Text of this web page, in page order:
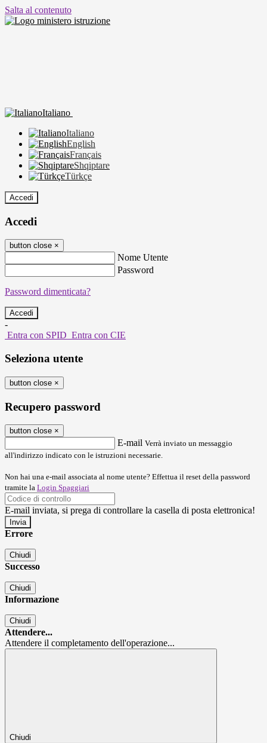
Salta al contenuto
Italiano
Italiano
English
Français
Shqiptare
Türkçe
Accedi
Accedi
button close ×
Nome Utente
Password
Password dimenticata?
-
Entra con SPID Entra con CIE
Seleziona utente
button close ×
Recupero password
button close ×
E-mail Verrà inviato un messaggio
all'indirizzo indicato con le istruzioni necessarie.
Non hai una e-mail associata al nome utente? Effettua il reset della password
tramite la Login Spaggiari
E-mail inviata, si prega di controllare la casella di posta elettronica!
Errore
Chiudi
Successo
Chiudi
Informazione
Chiudi
Attendere...
Attendere il completamento dell'operazione...
Chiudi